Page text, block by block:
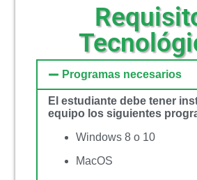
Programas necesarios
El estudiante debe tener
equipo los siguientes
Windows 8 o 10
MacOS